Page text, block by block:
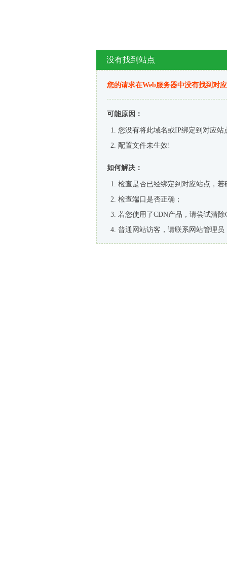
没有找到站点
您的请求在Web服务器中没有找到对
可能原因：
您没有将此域名或IP绑定到对应站
配置文件未生效!
如何解决：
检查是否已经绑定到对应站点，
检查端口是否正确；
若您使用了CDN产品，请尝试清除
普通网站访客，请联系网站管理员